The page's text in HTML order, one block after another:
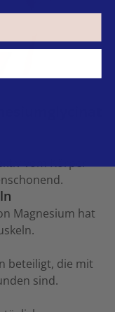
vom Körper
Magnesium hat
beteiligt, die mit
sind.